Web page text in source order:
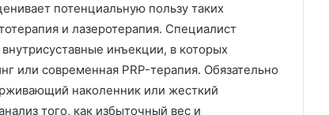
потенциальную пользу таких
и лазеротерапия. Специалист
инъекции, в которых
или современная PRP-терапия. Обязательно
наколенник или жесткий
того, как избыточный вес и